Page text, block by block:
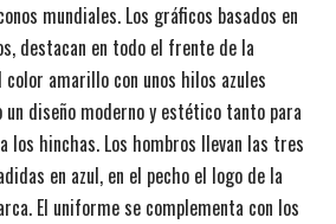
mundiales. Los gráficos basados en
destacan en todo el frente de la
amarillo con unos hilos azules
diseño moderno y estético tanto para
los hinchas. Los hombros llevan las tres
en azul, en el pecho el logo de la
El uniforme se complementa con los